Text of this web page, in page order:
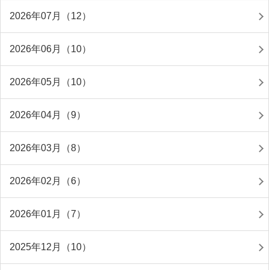
2026年07月（12）
2026年06月（10）
2026年05月（10）
2026年04月（9）
2026年03月（8）
2026年02月（6）
2026年01月（7）
2025年12月（10）